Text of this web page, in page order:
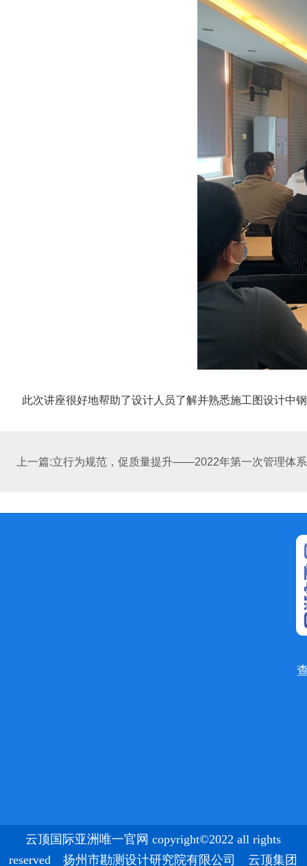
此次讲座很好地帮助了设计人员了解并熟悉施工图设计中
上一篇:立行为规范，促质量提升——2022年第一次管理体
云顶国际亚洲唯一官网 copyright©2022 all rights
reserved 扬州市勘测设计研究院有限公司 云顶集团